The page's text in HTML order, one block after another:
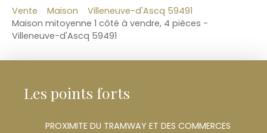
Vente Maison
Villeneuve-d'Ascq 59491
Maison mitoyenne 1 côté à vendre, 4 pièces -
Villeneuve-d'Ascq 59491
Les points forts
PROXIMITE DU TRAMWAY ET DES COMMERCES